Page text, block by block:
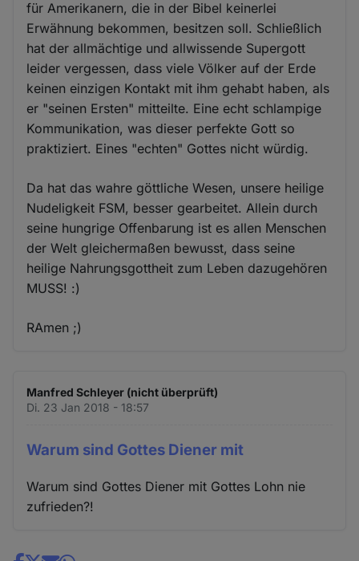
für Amerikanern, die in der Bibel keinerlei
Erwähnung bekommen, besitzen soll. Schließlich
hat der allmächtige und allwissende Supergott
leider vergessen, dass viele Völker auf der Erde
keinen einzigen Kontakt mit ihm gehabt haben, als
er "seinen Ersten" mitteilte. Eine echt schlampige
Kommunikation, was dieser perfekte Gott so
praktiziert. Eines "echten" Gottes nicht würdig.
Da hat das wahre göttliche Wesen, unsere heilige
Nudeligkeit FSM, besser gearbeitet. Allein durch
seine hungrige Offenbarung ist es allen Menschen
der Welt gleichermaßen bewusst, dass seine
heilige Nahrungsgottheit zum Leben dazugehören
MUSS! :)
RAmen ;)
Manfred Schleyer (nicht überprüft)
Di. 23 Jan 2018 - 18:57
Warum sind Gottes Diener mit
Warum sind Gottes Diener mit Gottes Lohn nie
zufrieden?!